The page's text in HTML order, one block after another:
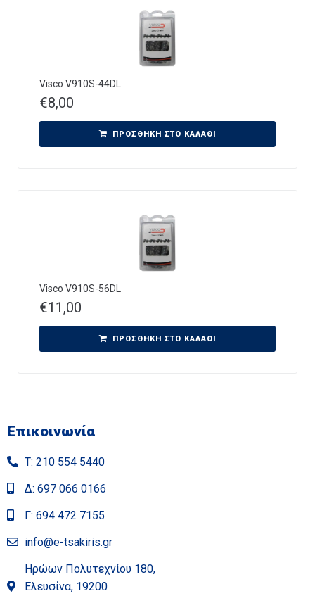
Visco V910S-44DL
€8,00
ΠΡΟΣΘΉΚΗ ΣΤΟ ΚΑΛΆΘΙ
Visco V910S-56DL
€11,00
ΠΡΟΣΘΉΚΗ ΣΤΟ ΚΑΛΆΘΙ
Επικοινωνία
Τ: 210 554 5440
Δ: 697 066 0166
Γ: 694 472 7155
info@e-tsakiris.gr
Ηρώων Πολυτεχνίου 180,
Ελευσίνα, 19200